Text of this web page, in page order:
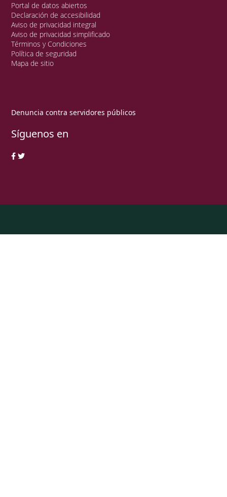
Portal de datos abiertos
Declaración de accesibilidad
Aviso de privacidad integral
Aviso de privacidad simplificado
Términos y Condiciones
Política de seguridad
Mapa de sitio
Denuncia contra servidores públicos
Síguenos en